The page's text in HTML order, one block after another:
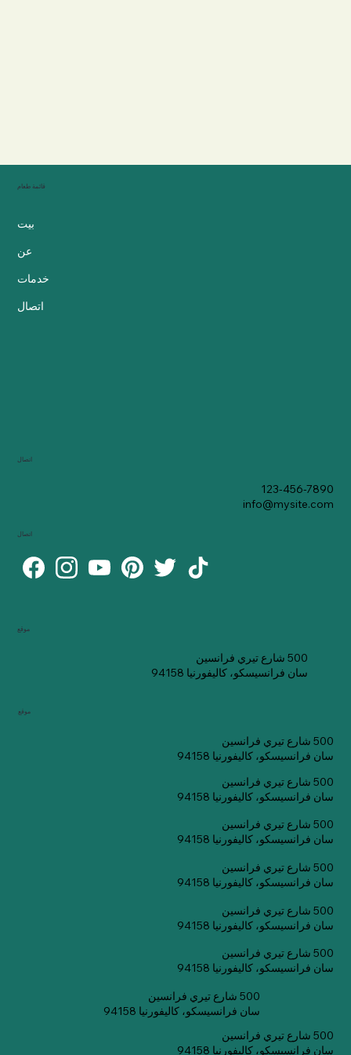
قائمة طعام
بيت
عن
خدمات
اتصال
موقع
500 شارع تيري فرانسين
سان فرانسيسكو، كاليفورنيا 94158
موقع
500 شارع تيري فرانسين
سان فرانسيسكو، كاليفورنيا 94158
500 شارع تيري فرانسين
سان فرانسيسكو، كاليفورنيا 94158
500 شارع تيري فرانسين
سان فرانسيسكو، كاليفورنيا 94158
500 شارع تيري فرانسين
سان فرانسيسكو، كاليفورنيا 94158
500 شارع تيري فرانسين
سان فرانسيسكو، كاليفورنيا 94158
500 شارع تيري فرانسين
سان فرانسيسكو، كاليفورنيا 94158
500 شارع تيري فرانسين
سان فرانسيسكو، كاليفورنيا 94158
500 شارع تيري فرانسين
سان فرانسيسكو، كاليفورنيا 94158
اتصال
123-456-7890
info@mysite.com
اتصال